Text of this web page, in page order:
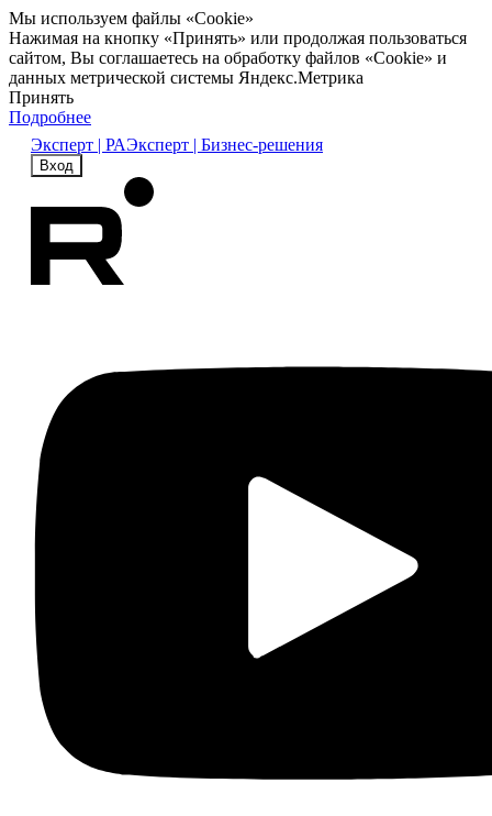
Мы используем файлы «Cookie»
Нажимая на кнопку «Принять» или продолжая пользоваться
сайтом, Вы соглашаетесь на обработку файлов «Cookie» и
данных метрической системы Яндекс.Метрика
Принять
Подробнее
Эксперт | РАЭксперт | Бизнес-решения
Вход